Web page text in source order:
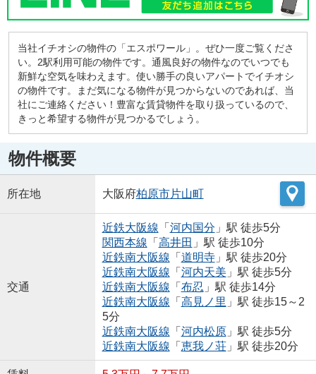
当社イチオシの物件の「エスポワール」。ぜひ一度ご覧くださ
い。2駅利用可能の物件です。通風良好の物件なのでいつでも
新鮮な空気を味わえます。使い勝手の良いアパートでイチオシ
の物件です。まだ気になる物件が見つからないのであれば、当
社にご連絡ください！豊富な賃貸物件を取り扱っているので、
きっと希望する物件が見つかるでしょう。
物件概要
所在地 大阪府柏原市片山町
交通
近鉄大阪線 「 河内国分 」駅 徒歩5分
関西本線 「 高井田 」駅 徒歩10分
近鉄南大阪線 「 道明寺」駅 徒歩20分
近鉄南大阪線 「 河内天美 」駅 徒歩5分
近鉄南大阪線 「 布忍 」駅 徒歩14分
近鉄南大阪線 「 高見ノ里 」駅 徒歩15～2
5分
近鉄南大阪線 「 河内松原」駅 徒歩5分
近鉄南大阪線 「 恵我ノ荘」駅 徒歩20分